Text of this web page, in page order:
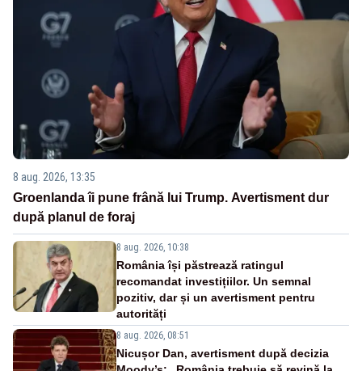
8 aug. 2026, 13:35
Groenlanda îi pune frână lui Trump. Avertisment dur
după planul de foraj
8 aug. 2026, 10:38
România își păstrează ratingul
recomandat investițiilor. Un semnal
pozitiv, dar și un avertisment pentru
autorități
8 aug. 2026, 08:51
Nicușor Dan, avertisment după decizia